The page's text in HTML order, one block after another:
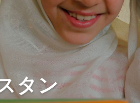
タン